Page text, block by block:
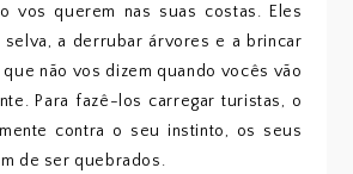
vos querem nas suas costas. Eles
selva, a derrubar árvores e a brincar
não vos dizem quando vocês vão
Para fazê-los carregar turistas, o
contra o seu instinto, os seus
de ser quebrados.